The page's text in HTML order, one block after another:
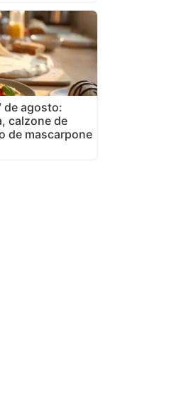
de agosto:
calzone de
de mascarpone